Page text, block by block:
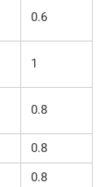
0.6
1
0.8
0.8
0.8